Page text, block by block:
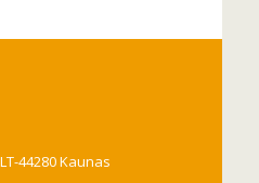
44280 Kaunas